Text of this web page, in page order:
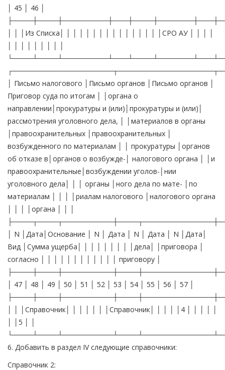
│ 45 │ 46 │
│ │ │Из Списка│ │ │ │ │ │ │ │ │ │ │ │ │ │ │ │СРО АУ │ │ │ │
│ Письмо налогового │Письмо органов │Письмо органов │
Приговор суда по итогам │ │органа о
направлении│прокуратуры и (или)│прокуратуры и (или)│
рассмотрения уголовного дела, │ │материалов в органы
│правоохранительных │правоохранительных │
возбужденного по материалам │ │ прокуратуры │органов
об отказе в│органов о возбужде-│ налогового органа │ │и
правоохранительные│возбуждении уголов-│нии
уголовного дела│ │ │ органы │ного дела по мате- │по
материалам │ │ │ │риалам налогового │налогового органа
│ │ │ │органа │ │ │
│ N │Дата│Основание │ N │ Дата │ N │ Дата │ N │Дата│
Вид │Сумма ущерба│ │ │ │ │ │ │ │ │дела│ │приговора │
согласно │ │ │ │ │ │ │ │ │ │ │ │ приговору │
│ 47 │ 48 │ 49 │ 50 │ 51 │ 52 │ 53 │ 54 │ 55 │ 56 │ 57 │
│ │ │Справочник│ │ │ │ │ │ │Справочник│ │ │ │ │4 │ │ │ │ │
│ │5 │ │
6. Добавить в раздел IV следующие справочники:
Справочник 2: